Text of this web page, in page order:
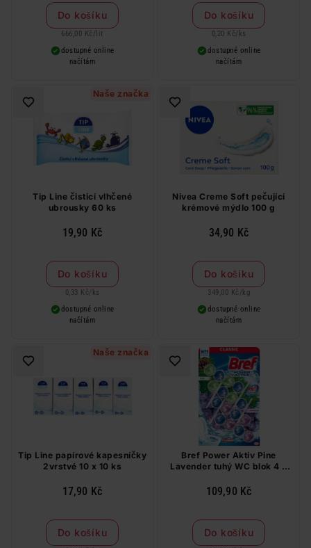
Do košíku
666,00 Kč / lit
dostupné online
načítám
Do košíku
0,20 Kč/ ks
dostupné online
načítám
Naše značka
Tip Line čisticí vlhčené
ubrousky 60 ks
19,90 Kč
Do košíku
0,33 Kč/ ks
dostupné online
načítám
Nivea Creme Soft pečující
krémové mýdlo 100 g
34,90 Kč
Do košíku
349,00 Kč / kg
dostupné online
načítám
Naše značka
Tip Line papírové kapesníčky
2vrstvé 10 x 10 ks
17,90 Kč
Do košíku
Bref Power Aktiv Pine
Lavender tuhý WC blok 4 x
109,90 Kč
Do košíku